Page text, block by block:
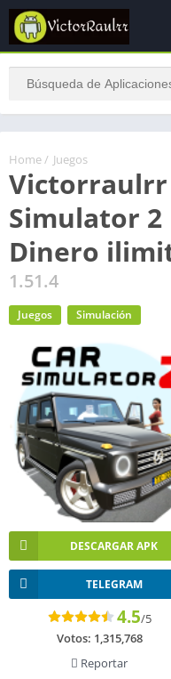
Home / Juegos
Victorraulrr
Simulator 2
Dinero
1.51.4
Juegos Simulación
DESCARGAR APK
TELEGRAM
4.5/5
Votos: 1,315,768
Reportar